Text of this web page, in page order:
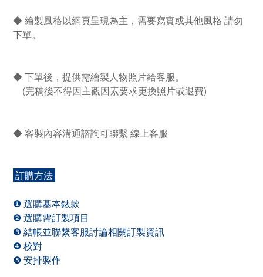
◆ 繪製風格以網頁呈現為主，需要寫實或其他風格 請勿
下單。
◆ 下單後，提供需繪製人物照片給客服。
(完稿後不得因主觀因素要求更換照片或退費)
◆ 客製內容溝通諮詢可聯繫 線上客服
訂購方法
❶ 選購基本錶款
❷ 選購需訂製項目
❸ 結帳並聯繫客服討論相關訂製資訊
❹ 校對
❺ 安排製作